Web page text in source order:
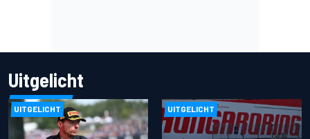
Uitgelicht
UITGELICHT UITGELICHT